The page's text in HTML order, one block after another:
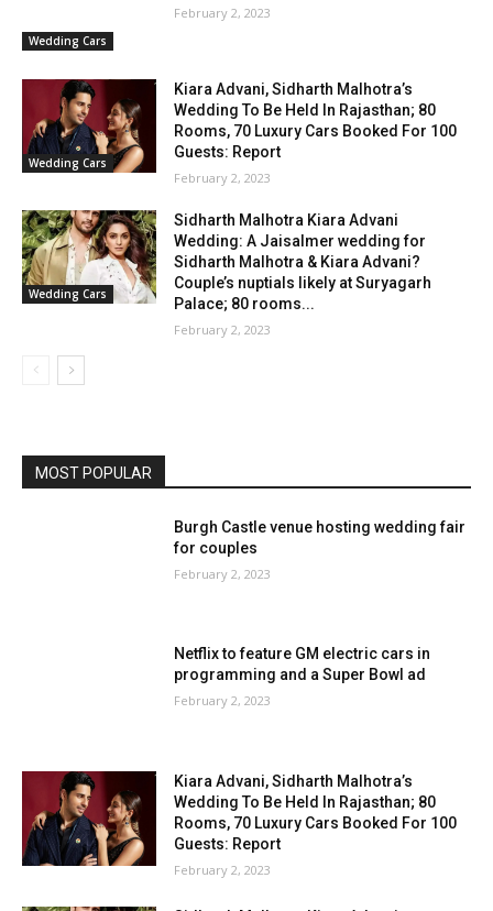
Wedding Cars
February 2, 2023
Wedding Cars
Kiara Advani, Sidharth Malhotra’s
Wedding To Be Held In Rajasthan; 80
Rooms, 70 Luxury Cars Booked For 100
Guests: Report
February 2, 2023
Wedding Cars
Sidharth Malhotra Kiara Advani
Wedding: A Jaisalmer wedding for
Sidharth Malhotra & Kiara Advani?
Couple’s nuptials likely at Suryagarh
Palace; 80 rooms...
February 2, 2023
MOST POPULAR
Burgh Castle venue hosting wedding fair
for couples
February 2, 2023
Netflix to feature GM electric cars in
programming and a Super Bowl ad
February 2, 2023
Kiara Advani, Sidharth Malhotra’s
Wedding To Be Held In Rajasthan; 80
Rooms, 70 Luxury Cars Booked For 100
Guests: Report
February 2, 2023